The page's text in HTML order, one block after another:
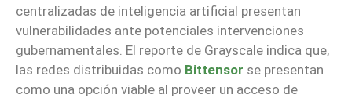
centralizadas de inteligencia artificial presentan
vulnerabilidades ante potenciales intervenciones
gubernamentales. El reporte de Grayscale indica que,
las redes distribuidas como Bittensor se presentan
como una opción viable al proveer un acceso de